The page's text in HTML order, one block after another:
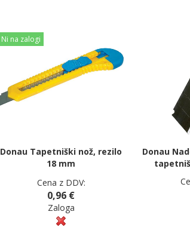
Ni na zalogi
Donau Tapetniški nož, rezilo
18 mm
Cena z DDV:
0,96 €
Zaloga
Donau